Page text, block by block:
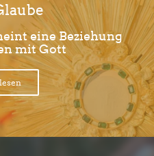
eine Beziehung
mit Gott